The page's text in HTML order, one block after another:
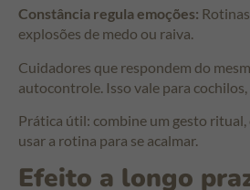
Constância regula emoções:
explosões de medo ou raiva.
Cuidadores que respondem do
autocontrole. Isso vale para cochilos,
Prática útil: combine um gesto ritual,
usar a rotina para se acalmar.
Efeito a longo